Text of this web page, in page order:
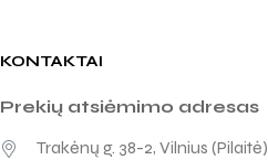
KONTAKTAI
Prekių atsiėmimo adresas
Trakėnų g. 38-2, Vilnius (Pilaitė)